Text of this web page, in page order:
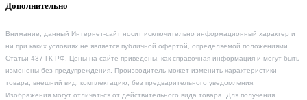
Дополнительно
Внимание, данный Интернет-сайт носит исключительно информационный характер и
ни при каких условиях не является публичной офертой, определяемой положениями
Статьи 437 ГК РФ. Цены на сайте приведены, как справочная информация и могут быть
изменены без предупреждения. Производитель может изменить характеристики
товара, внешний вид, комплектацию, без предварительного уведомления.
Изображения могут отличаться от действительного вида товара. Для получения